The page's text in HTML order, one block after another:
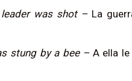
was shot – La
stung by a bee – A ella